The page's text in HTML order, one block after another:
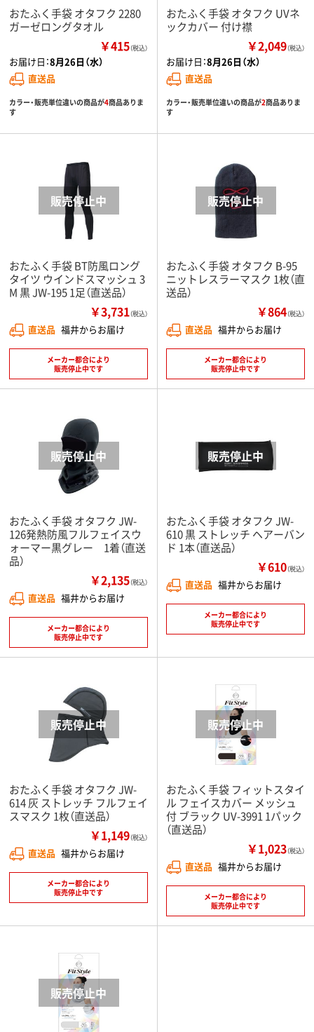
おたふく手袋 オタフク 2280
ガーゼロングタオル
￥415（税込）
お届け日：8月26日（水）
直送品
カラー・販売単位違いの商品が4商品ありま
す
おたふく手袋 オタフク UVネ
ックカバー 付け襟
￥2,049（税込）
お届け日：8月26日（水）
直送品
カラー・販売単位違いの商品が2商品ありま
す
おたふく手袋 BT防風ロング
タイツ ウインドスマッシュ 3
M 黒 JW-195 1足（直送品）
￥3,731（税込）
直送品 福井からお届け
メーカー都合により
販売停止中です
おたふく手袋 オタフク B-95
ニットレスラーマスク 1枚（直
送品）
￥864（税込）
直送品 福井からお届け
メーカー都合により
販売停止中です
おたふく手袋 オタフク JW-
126発熱防風フルフェイスウ
ォーマー黒グレー 1着（直送
品）
￥2,135（税込）
直送品 福井からお届け
メーカー都合により
販売停止中です
おたふく手袋 オタフク JW-
610 黒 ストレッチ ヘアーバン
ド 1本（直送品）
￥610（税込）
直送品 福井からお届け
メーカー都合により
販売停止中です
おたふく手袋 オタフク JW-
614 灰 ストレッチ フルフェイ
スマスク 1枚（直送品）
￥1,149（税込）
直送品 福井からお届け
メーカー都合により
販売停止中です
おたふく手袋 フィットスタイ
ル フェイスカバー メッシュ
付 ブラック UV-3991 1パック
（直送品）
￥1,023（税込）
直送品 福井からお届け
メーカー都合により
販売停止中です